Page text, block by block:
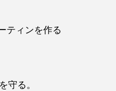
ティンを作る
守る。